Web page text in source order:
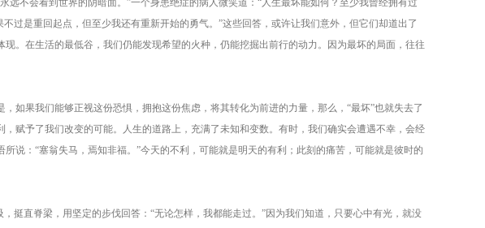
不会看到世界的阴暗面。”一个身患绝症的病人微笑道：“人生最坏能如何？至少我曾经拥有过
过是重回起点，但至少我还有重新开始的勇气。”这些回答，或许让我们意外，但它们却道出了
。在生活的最低谷，我们仍能发现希望的火种，仍能挖掘出前行的动力。因为最坏的局面，往往
如果我们能够正视这份恐惧，拥抱这份焦虑，将其转化为前进的力量，那么，“最坏”也就失去了
赋予了我们改变的可能。人生的道路上，充满了未知和变数。有时，我们确实会遭遇不幸，会经
说：“塞翁失马，焉知非福。”今天的不利，可能就是明天的有利；此刻的痛苦，可能就是彼时的
挺直脊梁，用坚定的步伐回答：“无论怎样，我都能走过。”因为我们知道，只要心中有光，就没